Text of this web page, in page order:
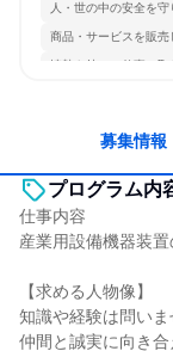
人・世の中の安全を守
商品・サービスを販売
情熱を持って仕事に取
募集情報
プログラム内
仕事内容
産業用設備機器装置
【求める人物像】
知識や経験は問い
仲間と誠実に向き合